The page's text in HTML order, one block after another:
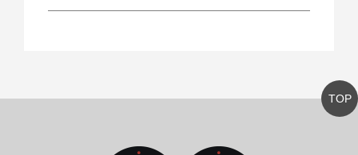
TOP